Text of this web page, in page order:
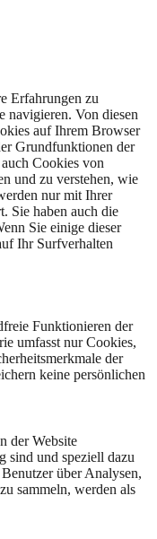
Erfahrungen zu
navigieren. Von diesen
auf Ihrem Browser
Grundfunktionen der
Cookies von
und zu verstehen, wie
nur mit Ihrer
Sie haben auch die
Sie einige dieser
Ihr Surfverhalten
Funktionieren der
umfasst nur Cookies,
der
keine persönlichen
der Website
sind und speziell dazu
über Analysen,
sammeln, werden als